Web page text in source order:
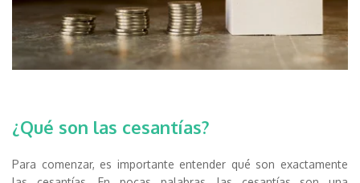
¿Qué son las cesantías?
Para comenzar, es importante entender qué son exactamente